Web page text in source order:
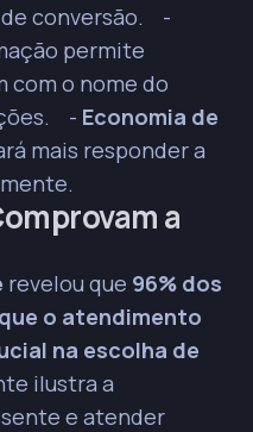
de conversão. -
permite
com o nome do
- Economia de
mais responder a
a
revelou que 96% dos
o atendimento
na escolha de
ilustra a
e atender